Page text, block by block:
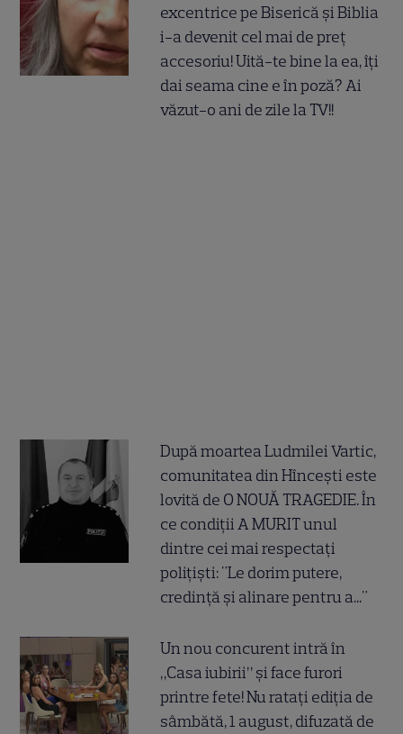
excentrice pe Biserică și Biblia
i-a devenit cel mai de preț
accesoriu! Uită-te bine la ea, îți
dai seama cine e în poză? Ai
văzut-o ani de zile la TV!!
După moartea Ludmilei Vartic,
comunitatea din Hîncești este
lovită de O NOUĂ TRAGEDIE. În
ce condiții A MURIT unul
dintre cei mai respectați
polițiști: "Le dorim putere,
credință și alinare pentru a..."
Un nou concurent intră în
„Casa iubirii” și face furori
printre fete! Nu ratați ediția de
sâmbătă, 1 august, difuzată de